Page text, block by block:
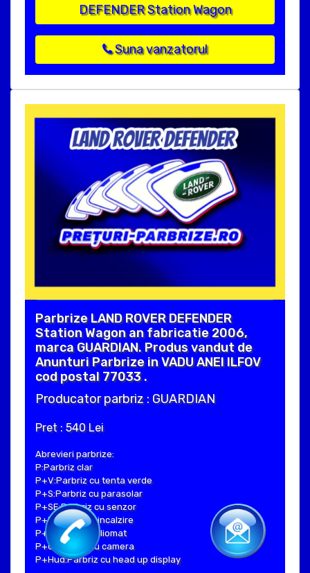
DEFENDER Station Wagon
Suna vanzatorul
Parbrize LAND ROVER DEFENDER
Station Wagon an fabricatie 2006,
marca GUARDIAN. Produs vandut de
Anunturi Parbrize in VADU ANEI ILFOV
cod postal 77033 .
Producator parbriz : GUARDIAN
Pret : 540 Lei
Abrevieri parbrize:
P:Parbriz clar
P+V:Parbriz cu tenta verde
P+S:Parbriz cu parasolar
P+SE:Parbriz cu senzor
P+I:Parbriz cu incalzire
P+H:Parbriz heliomat
P+C:Parbriz cu camera
P+Hud:Parbriz cu head up display